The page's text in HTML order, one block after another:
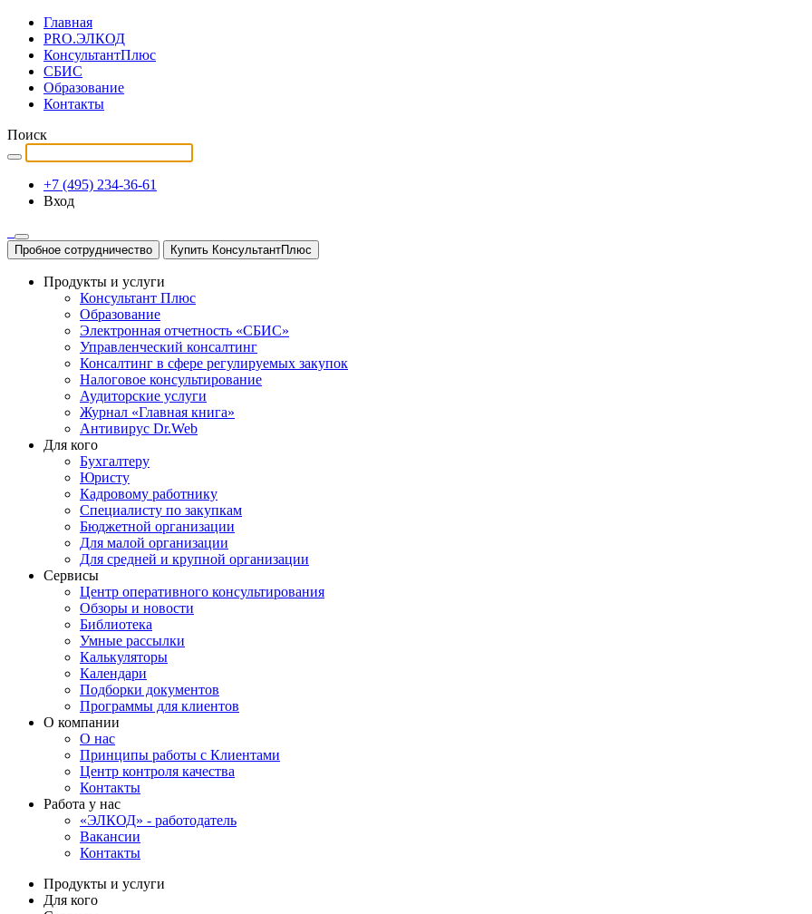
Главная
PRO.ЭЛКОД
КонсультантПлюс
СБИС
Образование
Контакты
Поиск
+7 (495) 234-36-61
Вход
Пробное сотрудничество Купить КонсультантПлюс
Продукты и услуги
Консультант Плюс
Образование
Электронная отчетность «СБИС»
Управленческий консалтинг
Консалтинг в сфере регулируемых закупок
Налоговое консультирование
Аудиторские услуги
Журнал «Главная книга»
Антивирус Dr.Web
Для кого
Бухгалтеру
Юристу
Кадровому работнику
Специалисту по закупкам
Бюджетной организации
Для малой организации
Для средней и крупной организации
Сервисы
Центр оперативного консультирования
Обзоры и новости
Библиотека
Умные рассылки
Калькуляторы
Календари
Подборки документов
Программы для клиентов
О компании
О нас
Принципы работы с Клиентами
Центр контроля качества
Контакты
Работа у нас
«ЭЛКОД» - работодатель
Вакансии
Контакты
Продукты и услуги
Для кого